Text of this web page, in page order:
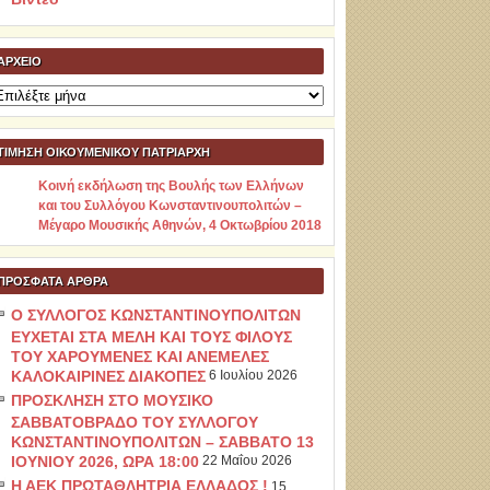
ΟΙΚΟΥΜΕΝΙΚΟΥ ΠΑΤΡΙΑΡΧΗ
Κοινή εκδήλωση της Βουλής των Ελλήνων
και του Συλλόγου Κωνσταντινουπολιτών –
Μέγαρο Μουσικής Αθηνών, 4 Οκτωβρίου 2018
ΆΡΘΡΑ
Ο ΣΥΛΛΟΓΟΣ ΚΩΝΣΤΑΝΤΙΝΟΥΠΟΛΙΤΩΝ
ΕΥΧΕΤΑΙ ΣΤΑ ΜΕΛΗ ΚΑΙ ΤΟΥΣ ΦΙΛΟΥΣ
ΤΟΥ ΧΑΡΟΥΜΕΝΕΣ ΚΑΙ ΑΝΕΜΕΛΕΣ
ΚΑΛΟΚΑΙΡΙΝΕΣ ΔΙΑΚΟΠΕΣ 6 Ιουλίου 2026
ΠΡΟΣΚΛΗΣΗ ΣΤΟ ΜΟΥΣΙΚΟ
ΣΑΒΒΑΤΟΒΡΑΔΟ ΤΟΥ ΣΥΛΛΟΓΟΥ
ΚΩΝΣΤΑΝΤΙΝΟΥΠΟΛΙΤΩΝ – ΣΑΒΒΑΤΟ 13
ΙΟΥΝΙΟΥ 2026, ΩΡΑ 18:00 22 Μαΐου 2026
Η ΑΕΚ ΠΡΩΤΑΘΛΗΤΡΙΑ ΕΛΛΑΔΟΣ !